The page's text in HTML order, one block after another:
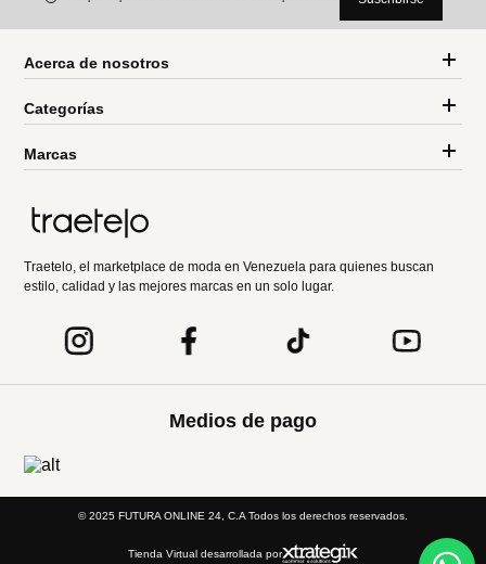
Acerca de nosotros
Categorías
Marcas
Traetelo, el marketplace de moda en Venezuela para quienes buscan
estilo, calidad y las mejores marcas en un solo lugar.
Medios de pago
© 2025 FUTURA ONLINE 24, C.A Todos los derechos reservados.
Tienda Virtual desarrollada por